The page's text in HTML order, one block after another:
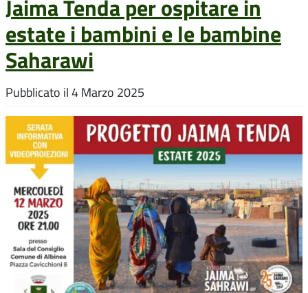
Jaima Tenda per ospitare in
estate i bambini e le bambine
Saharawi
Pubblicato il 4 Marzo 2025